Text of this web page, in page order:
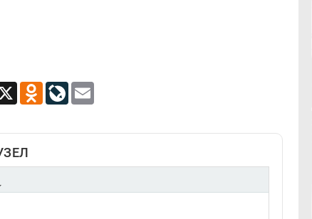
X Odnoklassniki
LiveJournal